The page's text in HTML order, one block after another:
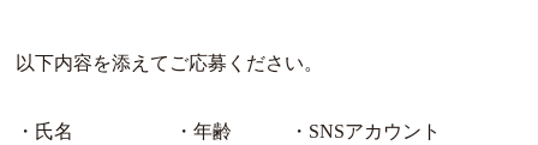
以下内容を添えてご応募ください。
・氏名 ・年齢 ・SNSアカウント